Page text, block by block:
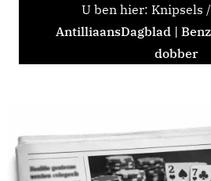
U ben hier: Knipsels /
AntilliaansDagblad |
dobber